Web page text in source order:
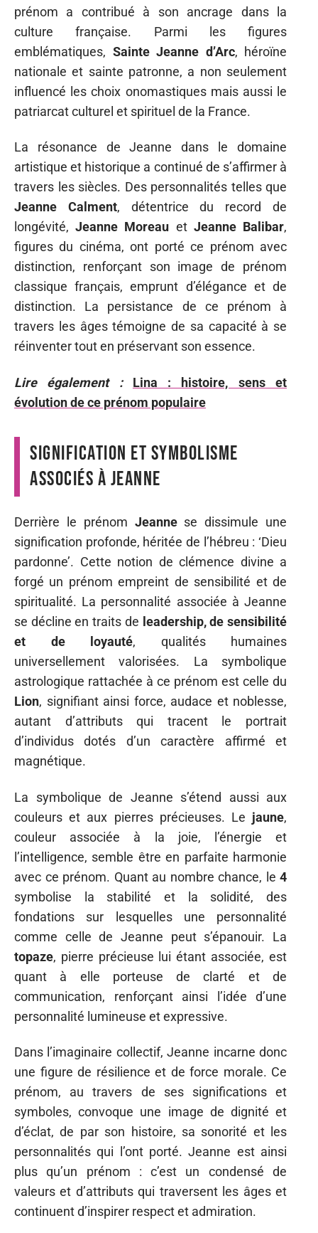
prénom a contribué à son ancrage dans la
culture française. Parmi les figures
emblématiques, Sainte Jeanne d’Arc, héroïne
nationale et sainte patronne, a non seulement
influencé les choix onomastiques mais aussi le
patriarcat culturel et spirituel de la France.
La résonance de Jeanne dans le domaine
artistique et historique a continué de s’affirmer à
travers les siècles. Des personnalités telles que
Jeanne Calment, détentrice du record de
longévité,Jeanne Moreau et Jeanne Balibar,
figures du cinéma, ont porté ce prénom avec
distinction, renforçant son image de prénom
classique français, emprunt d’élégance et de
distinction. La persistance de ce prénom à
travers les âges témoigne de sa capacité à se
réinventer tout en préservant son essence.
Lire également :
Lina : histoire, sens et
évolution de ce prénom populaire
Signification et symbolisme
associés à Jeanne
Derrière le prénom Jeannese dissimule une
signification profonde, héritée de l’hébreu : ‘Dieu
pardonne’. Cette notion de clémence divine a
forgé un prénom empreint de sensibilité et de
spiritualité. La personnalité associée à Jeanne
se décline en traits de leadership, de sensibilité
et de loyauté, qualités humaines
universellement valorisées. La symbolique
astrologique rattachée à ce prénom est celle du
Lion, signifiant ainsi force, audace et noblesse,
autant d’attributs qui tracent le portrait
d’individus dotés d’un caractère affirmé et
magnétique.
La symbolique de Jeanne s’étend aussi aux
couleurs et aux pierres précieuses. Le jaune,
couleur associée à la joie, l’énergie et
l’intelligence, semble être en parfaite harmonie
avec ce prénom. Quant au nombre chance, le 4
symbolise la stabilité et la solidité, des
fondations sur lesquelles une personnalité
comme celle de Jeanne peut s’épanouir. La
topaze, pierre précieuse lui étant associée, est
quant à elle porteuse de clarté et de
communication, renforçant ainsi l’idée d’une
personnalité lumineuse et expressive.
Dans l’imaginaire collectif, Jeanne incarne donc
une figure de résilience et de force morale. Ce
prénom, au travers de ses significations et
symboles, convoque une image de dignité et
d’éclat, de par son histoire, sa sonorité et les
personnalités qui l’ont porté. Jeanne est ainsi
plus qu’un prénom : c’est un condensé de
valeurs et d’attributs qui traversent les âges et
continuent d’inspirer respect et admiration.